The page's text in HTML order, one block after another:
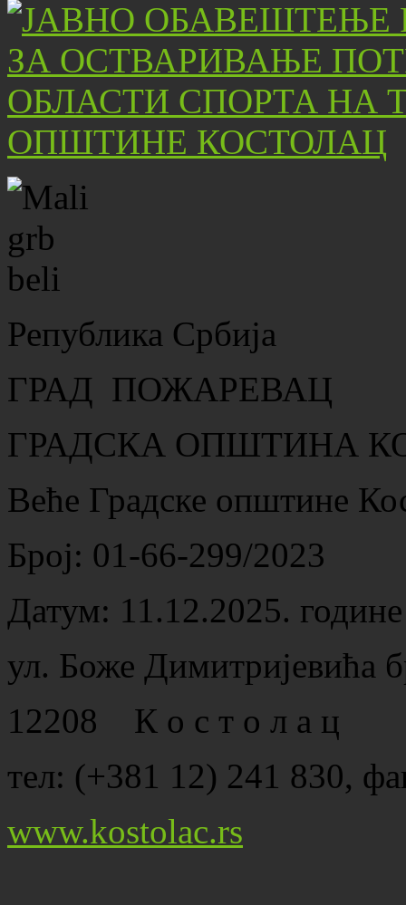
Република Србија
ГРАД ПОЖАРЕВАЦ
ГРАДСКА ОПШТИНА
Веће Градске општине
Број: 01-66-299/2023
Датум: 11.12.2025. године
ул. Боже Димитријевића
12208 К о с т о л а ц
тел: (+381 12) 241 830,
www.kostolac.rs